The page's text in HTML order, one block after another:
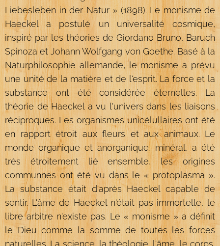
Liebesleben in der Natur » (1898). Le monisme de
Haeckel a postulé un universalité cosmique,
inspiré par les théories de Giordano Bruno, Baruch
Spinoza et Johann Wolfgang von Goethe. Basé à la
Naturphilosophie allemande, le monisme a prévu
une unité de la matière et de l'esprit. La force et la
substance ont été considérée éternelles. La
théorie de Haeckel a vu l'univers dans les liaisons
réciproques. Les organismes unicélullaires ont été
en rapport étroit aux fleurs et aux animaux. Le
monde organique et anorganique, minéral, a été
très étroitement lié ensemble, les origines
communnes ont été vu dans le « protoplasma ».
La substance était d'après Haeckel capable de
sentir. L'âme de Haeckel n'était pas immortelle, le
libre arbitre n'existe pas. Le « monisme » a définit
le Dieu comme la somme de toutes les forces
naturelles. La science, la théologie, l'âme, le corps,